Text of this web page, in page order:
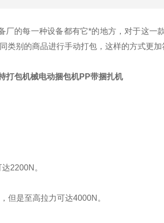
的每一种设备都有它*的地方，对于这一
别的商品进行手动打包，这样的方式更加
打包机械电动捆包机PP带捆扎机
2200N。
是至高拉力可达4000N。